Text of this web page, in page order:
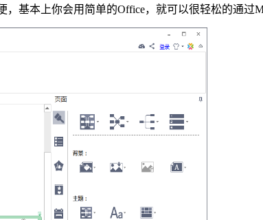
基本上你会用简单的Office，就可以很轻松的通过